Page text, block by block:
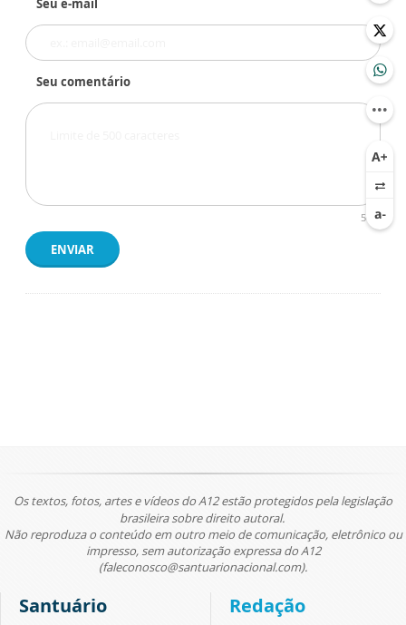
Seu e-mail
Seu comentário
500
ENVIAR
Os textos, fotos, artes e vídeos do A12 estão protegidos pela legislação
brasileira sobre direito autoral.
Não reproduza o conteúdo em outro meio de comunicação, eletrônico ou
impresso, sem autorização expressa do A12
(faleconosco@santuarionacional.com).
Santuário Redação